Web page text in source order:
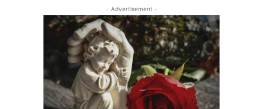
- Advertisement -